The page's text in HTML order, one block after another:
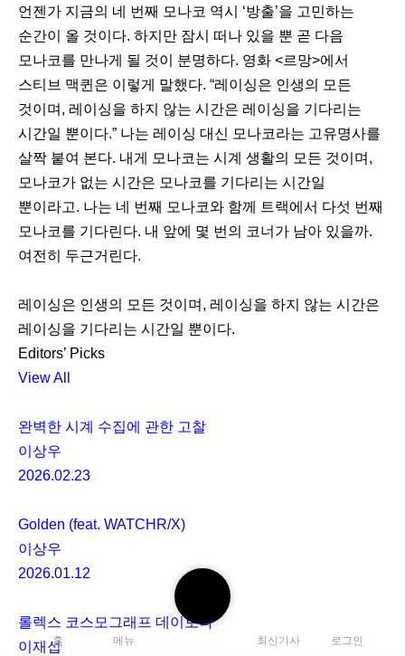
검
색
하
홈 메뉴 최신기사 로그인
언젠가 지금의 네 번째 모나코 역시 ‘방출’을 고민하는
순간이 올 것이다. 하지만 잠시 떠나 있을 뿐 곧 다음
모나코를 만나게 될 것이 분명하다. 영화 <르망>에서
스티브 맥퀸은 이렇게 말했다. “레이싱은 인생의 모든
것이며, 레이싱을 하지 않는 시간은 레이싱을 기다리는
시간일 뿐이다.” 나는 레이싱 대신 모나코라는 고유명사를
살짝 붙여 본다. 내게 모나코는 시계 생활의 모든 것이며,
모나코가 없는 시간은 모나코를 기다리는 시간일
뿐이라고. 나는 네 번째 모나코와 함께 트랙에서 다섯 번째
모나코를 기다린다. 내 앞에 몇 번의 코너가 남아 있을까.
여전히 두근거린다.
레이싱은 인생의 모든 것이며, 레이싱을 하지 않는 시간은
레이싱을 기다리는 시간일 뿐이다.
Editors’ Picks
View All
완벽한 시계 수집에 관한 고찰
이상우
2026.02.23
Golden (feat. WATCHR/X)
이상우
2026.01.12
롤렉스 코스모그래프 데이토나
이재섭